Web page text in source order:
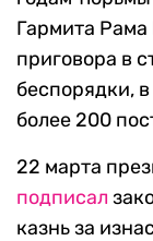
Гармита
приговора в
беспорядки,
более 200
22 марта
подписал
казнь за